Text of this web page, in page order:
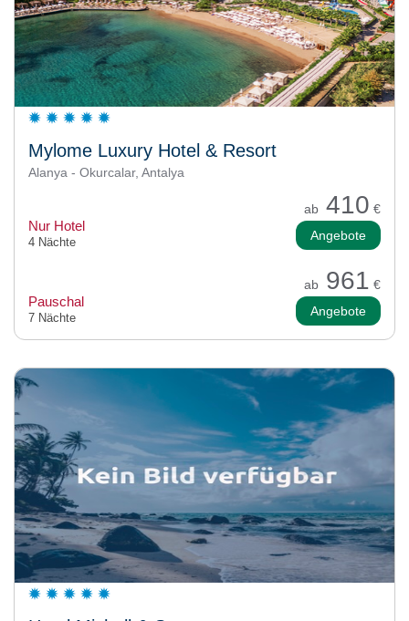
Mylome Luxury Hotel & Resort
Alanya - Okurcalar, Antalya
ab 410 €
Nur Hotel
4 Nächte Angebote
ab 961 €
Pauschal
7 Nächte Angebote